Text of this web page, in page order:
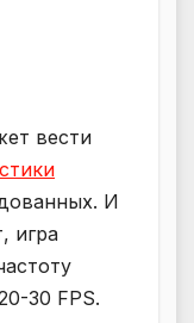
вести
И
игра
30 FPS.